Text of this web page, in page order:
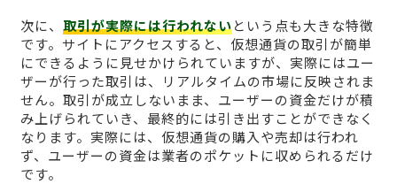
次に、 取引が実際には行われないという点も大きな特徴
です。サイトにアクセスすると、仮想通貨の取引が簡単
にできるように見せかけられていますが、実際にはユー
ザーが行った取引は、リアルタイムの市場に反映されま
せん。取引が成立しないまま、ユーザーの資金だけが積
み上げられていき、最終的には引き出すことができなく
なります。実際には、仮想通貨の購入や売却は行われ
ず、ユーザーの資金は業者のポケットに収められるだけ
です。